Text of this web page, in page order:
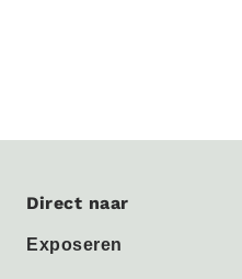
Direct naar
Exposeren